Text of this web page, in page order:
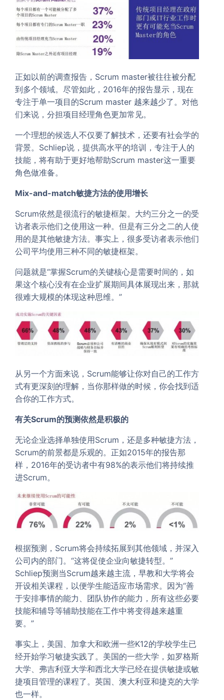
正如以前的调查报告，Scrum master被往往被分配
到多个领域。尽管如此，2016年的报告显示，现在
专注于单一项目的Scrum master 越来越少了。对他
们来说，分担项目经理角色更加常见。
一个理想的候选人不仅要了解技术，还要有社会学的
背景。Schliep说，提供高水平的培训，专注于人的
技能，将有助于更好地帮助Scrum master这一重要
角色做准备。
Mix-and-match敏捷方法的使用增长
Scrum依然是很流行的敏捷框架。大约三分之一的受
访者表示他们之使用这一种。但是有三分之二的人使
用的是其他敏捷方法。事实上，很多受访者表示他们
公司平均使用三种不同的敏捷框架。
问题就是“掌握Scrum的关键核心是需要时间的，如
果这个核心没有在企业扩展期间具体展现出来，那就
很难大规模的体现这种思维。”
从另一个方面来说，Scrum能够让你对自己的工作方
式有更深刻的理解，当你那样做的时候，你会找到适
合你的工作方式。
有关Scrum的预测依然是积极的
无论企业选择单独使用Scrum，还是多种敏捷方法，
Scrum的前景都是乐观的。正如2015年的报告那
样，2016年的受访者中有98%的表示他们将持续推
进Scrum。
根据预测，Scrum将会持续拓展到其他领域，并深入
公司内的部门。“这将促使企业向敏捷转型。”
Schliep预测当Scrum越来越主流，早教和大学将会
开设相关课程，以便学生能适应市场需求。因为“善
于安排事情的能力、团队协作的能力，所有这些必要
技能和辅导等辅助技能在工作中将变得越来越重
要。”
事实上，美国、加拿大和欧洲一些K12的学校学生已
经开始学习敏捷实践了。美国的一些大学，如罗格斯
大学、弗吉利亚大学和西北大学已经在提供敏捷或敏
捷项目管理的课程了。英国、澳大利亚和捷克的大学
也一样。